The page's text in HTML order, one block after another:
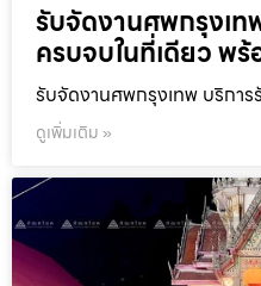
รับจัดงานศพกรุงเ
ครบจบในที่เดียว พร้
รับจัดงานศพกรุงเทพ บริกา
ดูเพิ่มเติม »